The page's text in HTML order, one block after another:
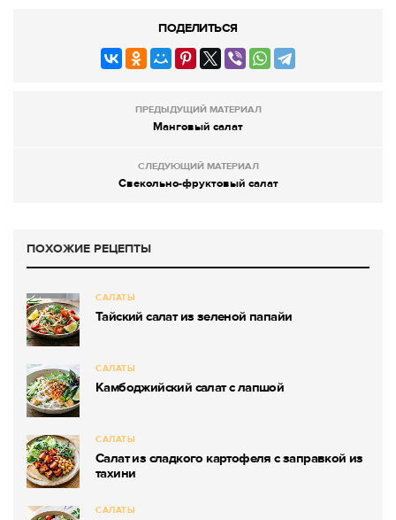
ПОДЕЛИТЬСЯ
ПРЕДЫДУЩИЙ МАТЕРИАЛ
Манговый салат
СЛЕДУЮЩИЙ МАТЕРИАЛ
Свекольно-фруктовый салат
ПОХОЖИЕ РЕЦЕПТЫ
САЛАТЫ
Тайский салат из зеленой папайи
САЛАТЫ
Камбоджийский салат с лапшой
САЛАТЫ
Салат из сладкого картофеля с заправкой из
тахини
САЛАТЫ